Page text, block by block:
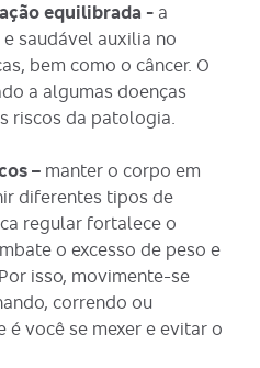
equilibrada - a
saudável auxilia no
bem como o câncer. O
a algumas doenças
riscos da patologia.
– manter o corpo em
diferentes tipos de
regular fortalece o
o excesso de peso e
isso, movimente-se
correndo ou
é você se mexer e evitar o